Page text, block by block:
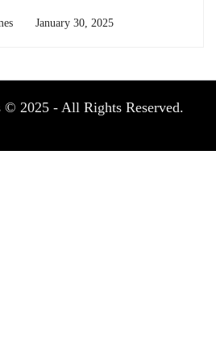
January 30, 2025
© 2025 - All Rights Reserved.